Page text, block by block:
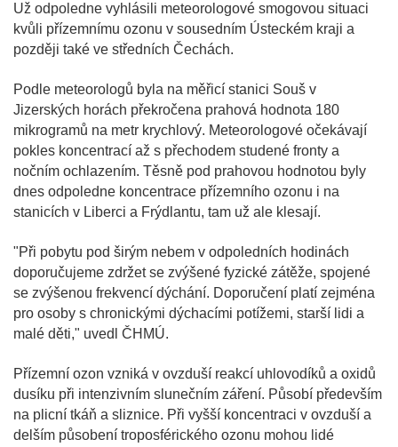
Už odpoledne vyhlásili meteorologové smogovou situaci
kvůli přízemnímu ozonu v sousedním Ústeckém kraji a
později také ve středních Čechách.
Podle meteorologů byla na měřicí stanici Souš v
Jizerských horách překročena prahová hodnota 180
mikrogramů na metr krychlový. Meteorologové očekávají
pokles koncentrací až s přechodem studené fronty a
nočním ochlazením. Těsně pod prahovou hodnotou byly
dnes odpoledne koncentrace přízemního ozonu i na
stanicích v Liberci a Frýdlantu, tam už ale klesají.
"Při pobytu pod širým nebem v odpoledních hodinách
doporučujeme zdržet se zvýšené fyzické zátěže, spojené
se zvýšenou frekvencí dýchání. Doporučení platí zejména
pro osoby s chronickými dýchacími potížemi, starší lidi a
malé děti," uvedl ČHMÚ.
Přízemní ozon vzniká v ovzduší reakcí uhlovodíků a oxidů
dusíku při intenzivním slunečním záření. Působí především
na plicní tkáň a sliznice. Při vyšší koncentraci v ovzduší a
delším působení troposférického ozonu mohou lidé